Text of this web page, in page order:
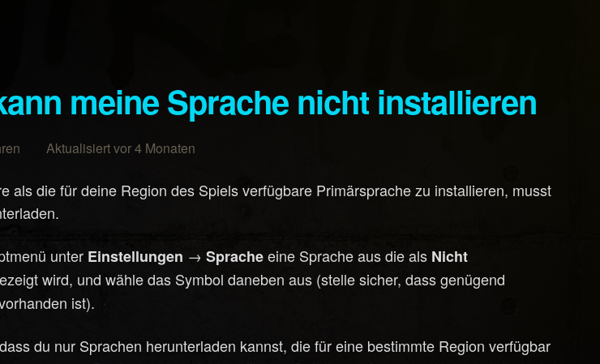
meine Sprache nicht installieren
Aktualisiert vor 4 Monaten
als die für deine Region des Spiels verfügbare Primärsprache zu installieren, musst
unter Einstellungen →Spracheeine Sprache aus die als Nicht
wird, und wähle das Symbol daneben aus (stelle sicher, dass genügend
ist).
du nur Sprachen herunterladen kannst, die für eine bestimmte Region verfügbar